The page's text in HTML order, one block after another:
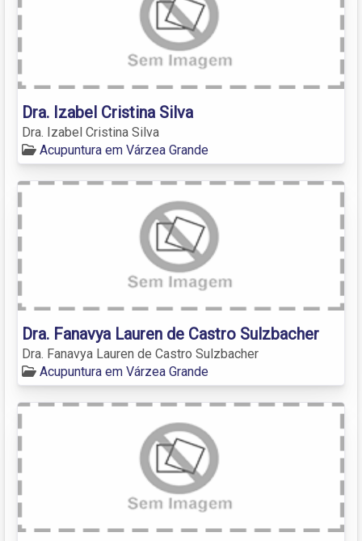
Dra. Izabel Cristina Silva
Dra. Izabel Cristina Silva
Acupuntura em Várzea Grande
Dra. Fanavya Lauren de Castro Sulzbacher
Dra. Fanavya Lauren de Castro Sulzbacher
Acupuntura em Várzea Grande